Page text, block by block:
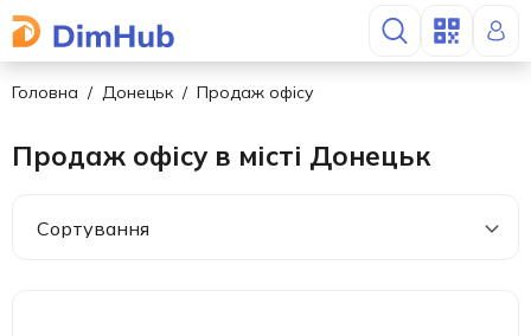
Головна Донецьк Продаж офісу
Продаж офісу в місті Донецьк